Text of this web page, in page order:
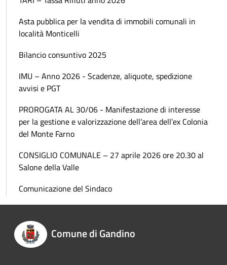
Asta pubblica per la vendita di immobili comunali in
località Monticelli
Bilancio consuntivo 2025
IMU – Anno 2026 - Scadenze, aliquote, spedizione
avvisi e PGT
PROROGATA AL 30/06 - Manifestazione di interesse
per la gestione e valorizzazione dell’area dell’ex Colonia
del Monte Farno
CONSIGLIO COMUNALE – 27 aprile 2026 ore 20.30 al
Salone della Valle
Comunicazione del Sindaco
Comune di Gandino